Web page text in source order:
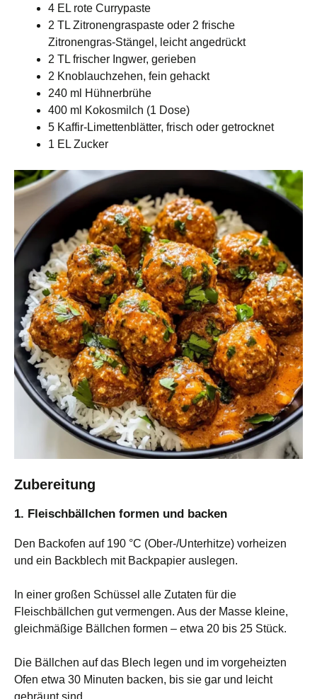
4 EL rote Currypaste
2 TL Zitronengraspaste oder 2 frische
Zitronengras-Stängel, leicht angedrückt
2 TL frischer Ingwer, gerieben
2 Knoblauchzehen, fein gehackt
240 ml Hühnerbrühe
400 ml Kokosmilch (1 Dose)
5 Kaffir-Limettenblätter, frisch oder getrocknet
1 EL Zucker
Zubereitung
1. Fleischbällchen formen und backen
Den Backofen auf 190 °C (Ober-/Unterhitze) vorheizen
und ein Backblech mit Backpapier auslegen.
In einer großen Schüssel alle Zutaten für die
Fleischbällchen gut vermengen. Aus der Masse kleine,
gleichmäßige Bällchen formen – etwa 20 bis 25 Stück.
Die Bällchen auf das Blech legen und im vorgeheizten
Ofen etwa 30 Minuten backen, bis sie gar und leicht
gebräunt sind.